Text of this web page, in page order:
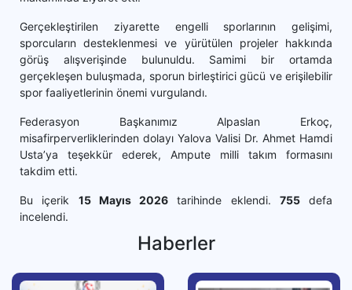
Gerçekleştirilen ziyarette engelli sporlarının gelişimi,
sporcuların desteklenmesi ve yürütülen projeler hakkında
görüş alışverişinde bulunuldu. Samimi bir ortamda
gerçekleşen buluşmada, sporun birleştirici gücü ve erişilebilir
spor faaliyetlerinin önemi vurgulandı.
Federasyon Başkanımız Alpaslan Erkoç,
misafirperverliklerinden dolayı Yalova Valisi Dr. Ahmet Hamdi
Usta’ya teşekkür ederek, Ampute milli takım formasını
takdim etti.
Bu içerik 15 Mayıs 2026 tarihinde eklendi. 755defa
incelendi.
Haberler